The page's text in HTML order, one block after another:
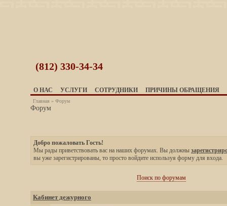
(812) 330-34-34
О НАС УСЛУГИ СОТРУДНИКИ ПРИЧИНЫ ОБРАЩЕНИЯ
Главная » Форум
Форум
Добро пожаловать Гость!
Мы рады приветствовать вас на наших форумах. Вы должны
вы уже зарегистрированы, то просто войдите используя форму для входа.
Поиск по форумам
Кабинет дежурного